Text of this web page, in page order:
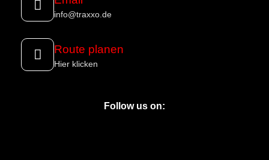
info@traxxo.de
Route planen
Hier klicken
Follow us on: